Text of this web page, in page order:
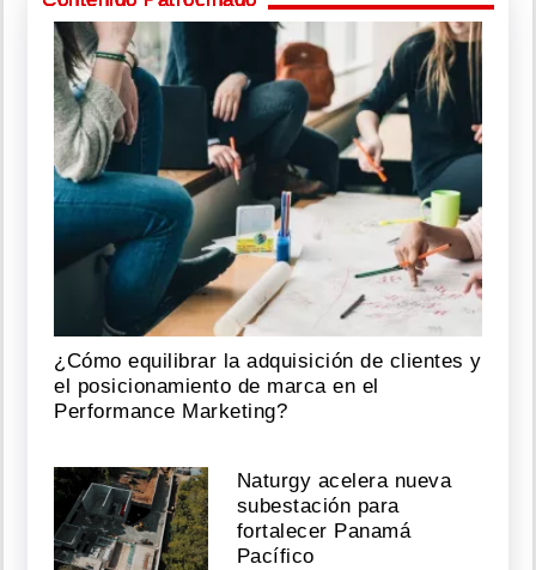
¿Cómo equilibrar la adquisición de clientes y
el posicionamiento de marca en el
Performance Marketing?
Naturgy acelera nueva
subestación para
fortalecer Panamá
Pacífico